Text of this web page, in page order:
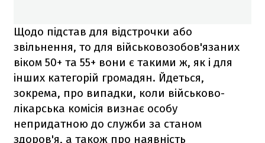
Щодо підстав для відстрочки або
звільнення, то для військовозобов'язаних
віком 50+ та 55+ вони є такими ж, як і для
інших категорій громадян. Йдеться,
зокрема, про випадки, коли військово-
лікарська комісія визнає особу
непридатною до служби за станом
здоров'я, а також про наявність